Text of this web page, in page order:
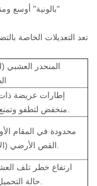
"بالونية" أوسع
تعد التعديلات الخاصة
المنحدر العشبي
إطارات عريضة
محدودة في المقام
ارتفاع خطر تلف